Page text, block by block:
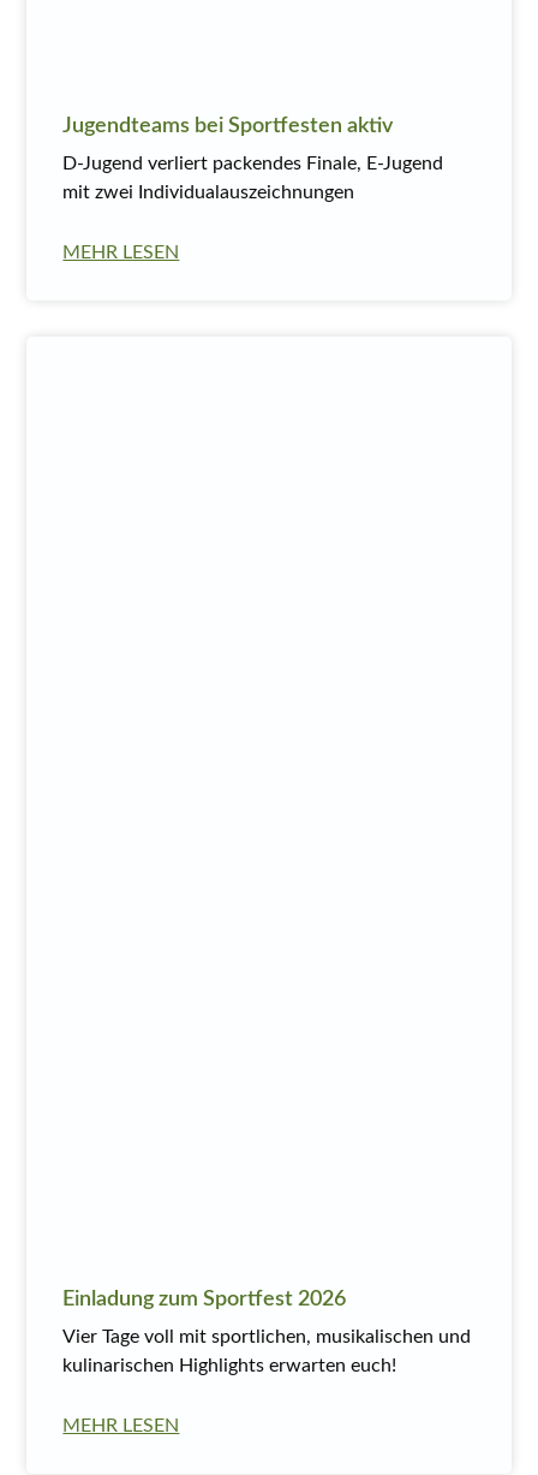
Jugendteams bei Sportfesten aktiv
D-Jugend verliert packendes Finale, E-Jugend
mit zwei Individualauszeichnungen
MEHR LESEN
Einladung zum Sportfest 2026
Vier Tage voll mit sportlichen, musikalischen und
kulinarischen Highlights erwarten euch!
MEHR LESEN